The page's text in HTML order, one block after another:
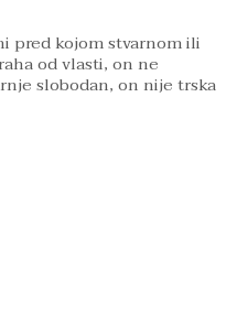
pred kojom stvarnom ili
od vlasti, on ne
slobodan, on nije trska